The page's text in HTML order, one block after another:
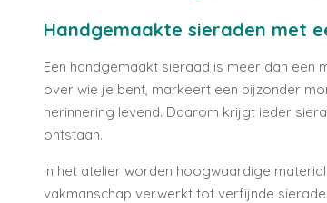
Handgemaakte sieraden met
Een handgemaakt sieraad is meer dan een
over wie je bent, markeert een bijzonder
herinnering levend. Daarom krijgt ieder
ontstaan.
In het atelier worden hoogwaardige
vakmanschap verwerkt tot verfijnde